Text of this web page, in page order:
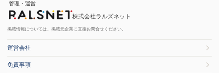
管理・運営
株式会社ラルズネット
掲載情報については、掲載元企業に直接お問合せください。
運営会社
免責事項